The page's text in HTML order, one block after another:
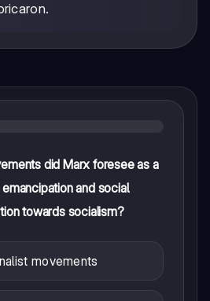
did Marx foresee as a
and social
towards socialism?
movements